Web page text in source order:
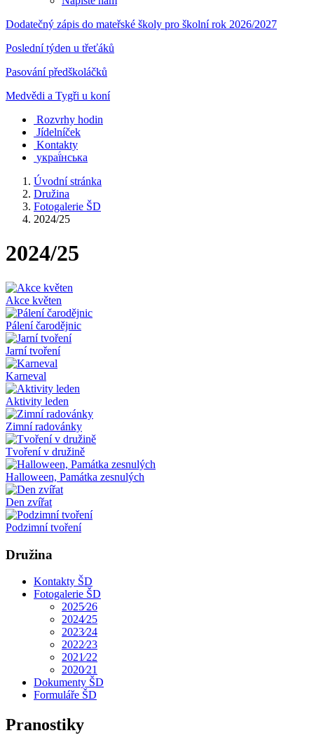
Dodatečný zápis do mateřské školy pro školní rok 2026/2027
Poslední týden u třeťáků
Pasování předškoláčků
Medvědi a Tygři u koní
Rozvrhy hodin
Jídelníček
Kontakty
украї́нська
Úvodní stránka
Družina
Fotogalerie ŠD
2024/25
2024/25
Akce květen
Pálení čarodějnic
Jarní tvoření
Karneval
Aktivity leden
Zimní radovánky
Tvoření v družině
Halloween, Památka zesnulých
Den zvířat
Podzimní tvoření
Družina
Kontakty ŠD
Fotogalerie ŠD
2025⁄26
2024⁄25
2023⁄24
2022⁄23
2021⁄22
2020⁄21
Dokumenty ŠD
Formuláře ŠD
Pranostiky